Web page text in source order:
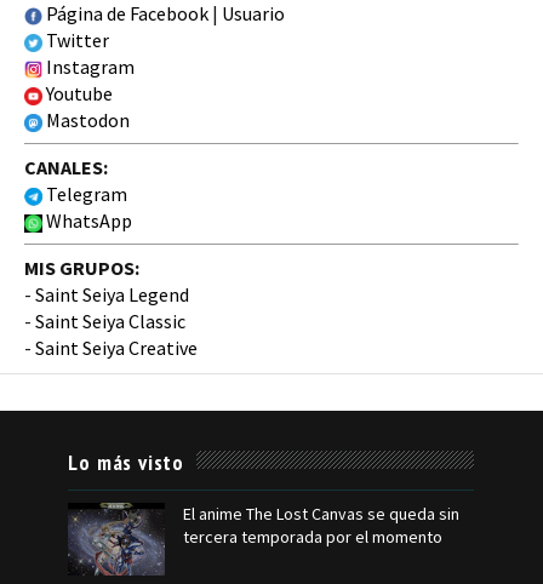
Página de Facebook | Usuario
Twitter
Instagram
Youtube
Mastodon
CANALES:
Telegram
WhatsApp
MIS GRUPOS:
- Saint Seiya Legend
- Saint Seiya Classic
- Saint Seiya Creative
Lo más visto
El anime The Lost Canvas se queda sin
tercera temporada por el momento